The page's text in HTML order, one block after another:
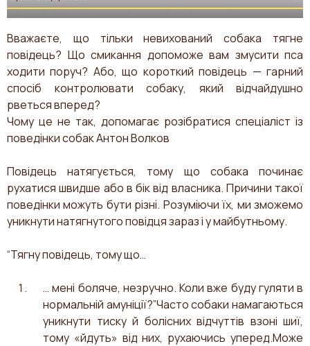
​Вважаєте, що тільки невихований собака тягне
повідець? Що смикання допоможе вам змусити пса
ходити поруч? Або, що короткий повідець — гарний
спосіб контролювати собаку, який відчайдушно
рветься вперед?
Чому це не так, допомагає розібратися спеціаліст із
поведінки собак Антон Волков
Повідець натягується, тому що собака починає
рухатися швидше або в бік від власника. Причини такої
поведінки можуть бути різні. Розуміючи їх, ми зможемо
уникнути натягнутого повідця зараз і у майбутньому.
“Тягну повідець, тому що…
… мені боляче, незручно. Коли вже буду гуляти в
нормальній амуніції?”Часто собаки намагаються
уникнути тиску й болісних відчуттів взоні шиї,
тому «йдуть» від них, рухаючись уперед.Може